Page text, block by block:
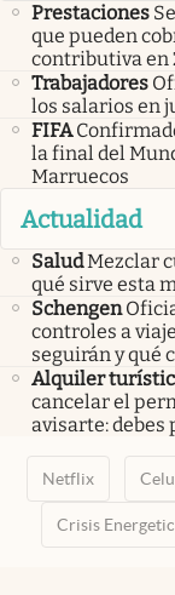
Prestaciones
que pueden
contributiva en
Trabajadores
los salarios en
FIFA
la final del
Marruecos
Actualidad
SaludMezclar
qué sirve esta
Schengen
controles a
seguirán y qué
Alquiler
cancelar el
avisarte:
Netflix
Crisis